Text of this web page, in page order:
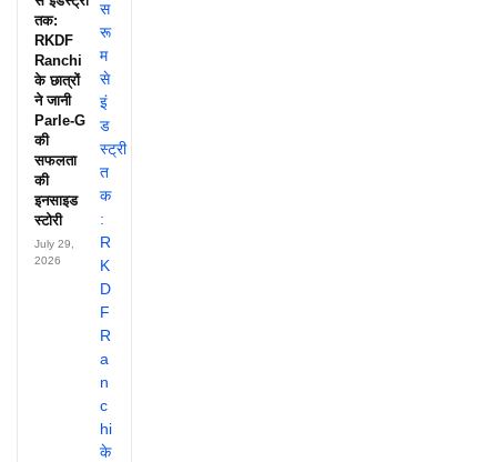
तक:
RKDF
Ranchi
के छात्रों
ने जानी
Parle-G
की
सफलता
की
इनसाइड
स्टोरी
July 29,
2026